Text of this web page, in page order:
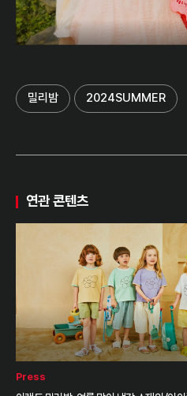
밀리밤 2024SUMMER
연관 콘텐츠
Press